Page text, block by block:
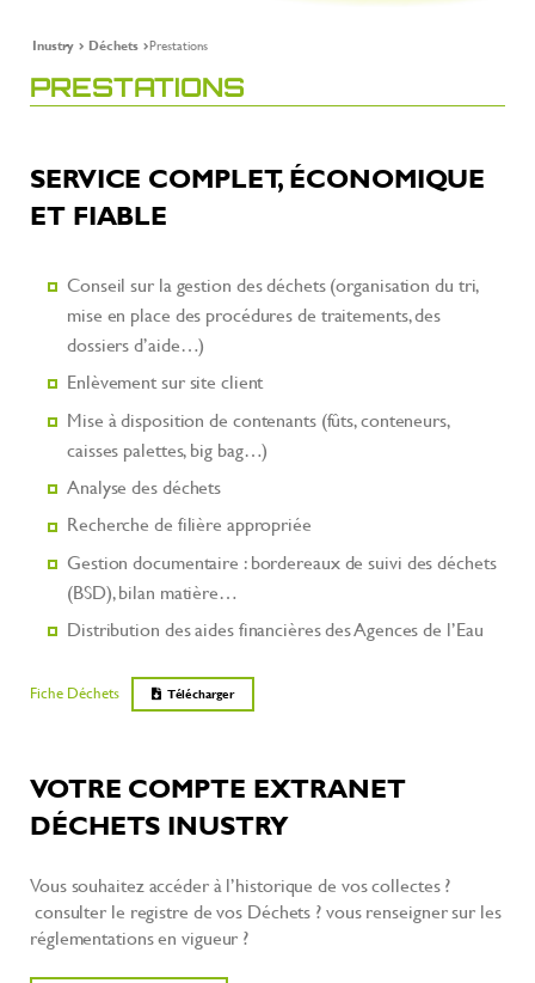
Inustry Déchets Prestations
PRESTATIONS
SERVICE COMPLET, ÉCONOMIQUE
ET FIABLE
Conseil sur la gestion des déchets (organisation du tri,
mise en place des procédures de traitements, des
dossiers d’aide…)
Enlèvement sur site client
Mise à disposition de contenants (fûts, conteneurs,
caisses palettes, big bag…)
Analyse des déchets
Recherche de filière appropriée
Gestion documentaire : bordereaux de suivi des déchets
(BSD), bilan matière…
Distribution des aides financières des Agences de l’Eau
Fiche Déchets Télécharger
VOTRE COMPTE EXTRANET
DÉCHETS INUSTRY
Vous souhaitez accéder à l’historique de vos collectes ?
consulter le registre de vos Déchets ? vous renseigner sur les
réglementations en vigueur ?